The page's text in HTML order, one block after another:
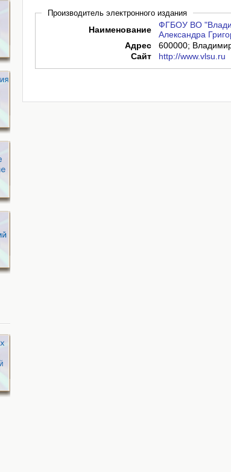
Производитель электронного издания
Наименование
ФГБОУ ВО
Александра
Адрес
600000;
Сайт
http://www.vlsu.ru